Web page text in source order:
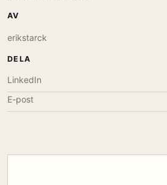
AV
erikstarck
DELA
LinkedIn
E-post